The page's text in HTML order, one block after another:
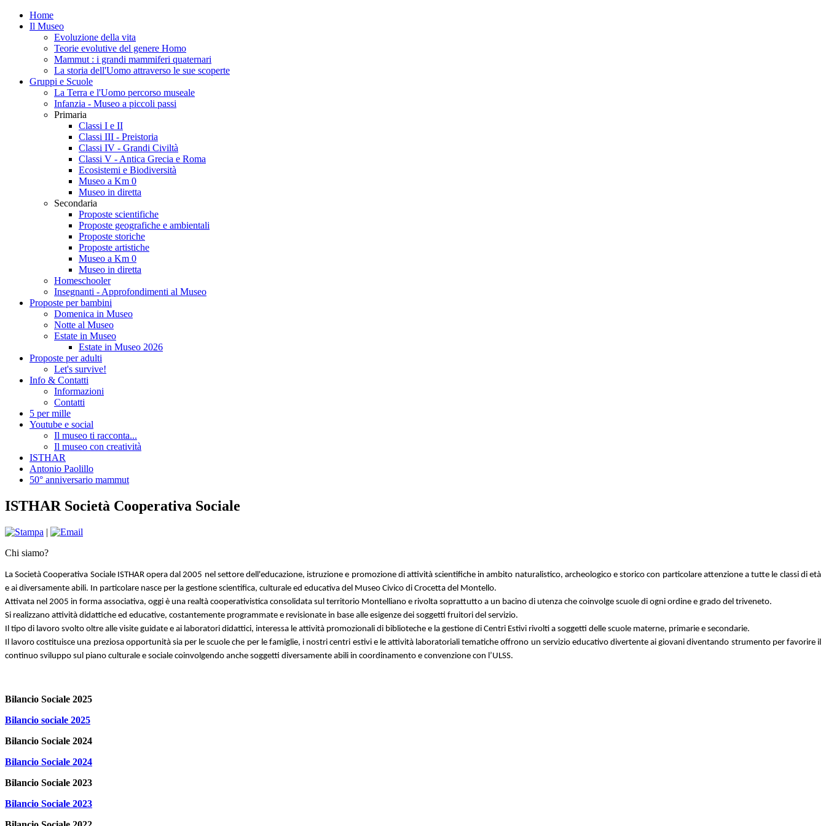
Home
Il Museo
Evoluzione della vita
Teorie evolutive del genere Homo
Mammut : i grandi mammiferi quaternari
La storia dell'Uomo attraverso le sue scoperte
Gruppi e Scuole
La Terra e l'Uomo percorso museale
Infanzia - Museo a piccoli passi
Primaria
Classi I e II
Classi III - Preistoria
Classi IV - Grandi Civiltà
Classi V - Antica Grecia e Roma
Ecosistemi e Biodiversità
Museo a Km 0
Museo in diretta
Secondaria
Proposte scientifiche
Proposte geografiche e ambientali
Proposte storiche
Proposte artistiche
Museo a Km 0
Museo in diretta
Homeschooler
Insegnanti - Approfondimenti al Museo
Proposte per bambini
Domenica in Museo
Notte al Museo
Estate in Museo
Estate in Museo 2026
Proposte per adulti
Let's survive!
Info & Contatti
Informazioni
Contatti
5 per mille
Youtube e social
Il museo ti racconta...
Il museo con creatività
ISTHAR
Antonio Paolillo
50° anniversario mammut
ISTHAR Società Cooperativa Sociale
|
Chi siamo?
La Società Cooperativa Sociale ISTHAR opera dal 2005 nel settore dell'educazione, istruzione e promozione di attività scientifiche in ambito naturalistico, archeologico e storico con particolare attenzione a tutte le classi di età
e ai diversamente abili. In particolare nasce per la gestione scientifica, culturale ed educativa del Museo Civico di Crocetta del Montello.
Attivata nel 2005 in forma associativa, oggi è una realtà cooperativistica consolidata sul territorio Montelliano e rivolta soprattutto a un bacino di utenza che coinvolge scuole di ogni ordine e grado del triveneto.
Si realizzano attività didattiche ed educative, costantemente programmate e revisionate in base alle esigenze dei soggetti fruitori del servizio.
Il tipo di lavoro svolto oltre alle visite guidate e ai laboratori didattici, interessa le attività promozionali di biblioteche e la gestione di Centri Estivi rivolti a soggetti delle scuole materne, primarie e secondarie.
Il lavoro costituisce una preziosa opportunità sia per le scuole che per le famiglie, i nostri centri estivi e le attività laboratoriali tematiche offrono un servizio educativo divertente ai giovani diventando strumento per favorire il
continuo sviluppo sul piano culturale e sociale coinvolgendo anche soggetti diversamente abili in coordinamento e convenzione con l’ULSS.
Bilancio Sociale 2025
Bilancio sociale 2025
Bilancio Sociale 2024
Bilancio Sociale 2024
Bilancio Sociale 2023
Bilancio Sociale 2023